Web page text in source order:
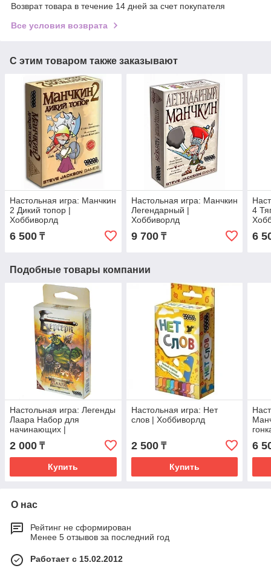
Возврат товара в течение 14 дней за счет покупателя
Все условия возврата
С этим товаром также заказывают
Настольная игра: Манчкин
2 Дикий топор |
Хоббиворлд
6 500 ₸
Настольная игра: Манчкин
Легендарный |
Хоббиворлд
9 700₸
4
6
Подобные товары компании
Настольная игра: Легенды
Лаара Набор для
начинающих |
2 000 ₸
Купить
Настольная игра: Нет
слов | Хоббиворлд
2 500₸
Купить
6
О нас
Рейтинг не сформирован
Менее 5 отзывов за последний год
Работает с 15.02.2012